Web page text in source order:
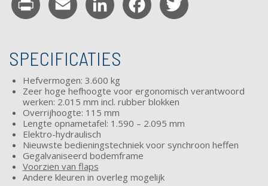
Print Email LinkedInFacebook
SPECIFICATIES
Hefvermogen: 3.600 kg
Zeer hoge hefhoogte voor ergonomisch verantwoord
werken: 2.015 mm incl. rubber blokken
Overrijhoogte: 115 mm
Lengte opnametafel: 1.590 – 2.095 mm
Elektro-hydraulisch
Nieuwste bedieningstechniek voor synchroon heffen
Gegalvaniseerd bodemframe
Voorzien van flaps
Andere kleuren in overleg mogelijk